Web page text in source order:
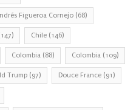
Figueroa Cornejo (68)
Chile (146)
Colombia (88) Colombia (109)
Trump (97) Douce France (91)